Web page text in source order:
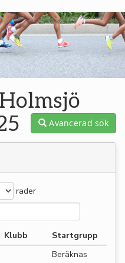
Avancerad sök
rader
Klubb Startgrupp
Beräknas